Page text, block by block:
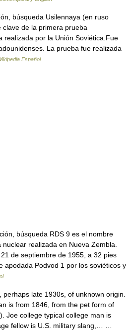
búsqueda Usilennaya (en ruso
de la primera prueba
realizada por la Unión Soviética.Fue
La prueba fue realizada
Español
búsqueda RDS 9 es el nombre
realizada en Nueva Zembla.
de septiembre de 1955, a 32 pies
apodada Podvod 1 por los soviéticos y
late 1930s, of unknown origin.
is from 1846, from the pet form of
Joe college typical college man is
fellow is U.S. military slang,… …